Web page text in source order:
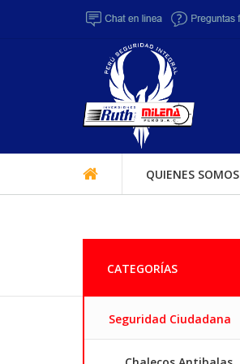
QUIENES SOMOS
CATEGORÍAS
Seguridad Ciudadana